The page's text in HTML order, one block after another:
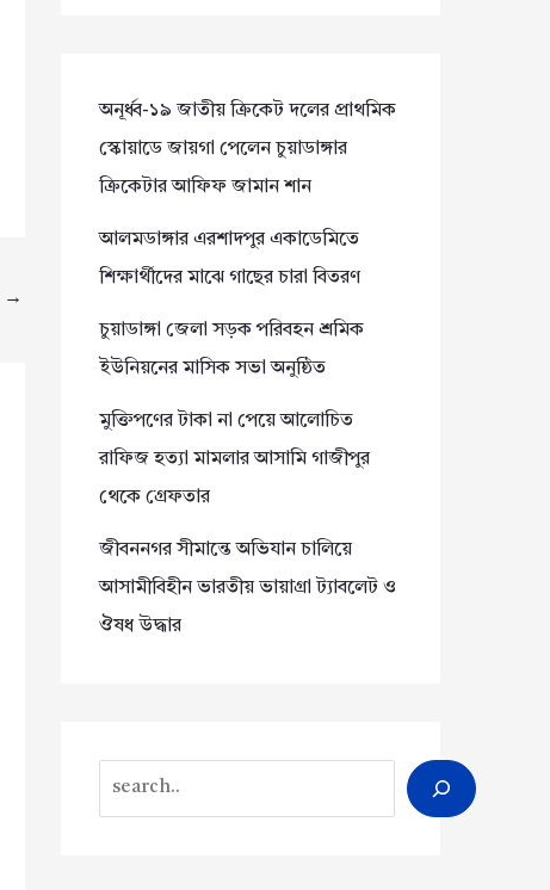
→
অনূর্ধ্ব-১৯ জাতীয় ক্রিকেট দলের প্রাথমিক
স্কোয়াডে জায়গা পেলেন চুয়াডাঙ্গার
ক্রিকেটার আফিফ জামান শান
আলমডাঙ্গার এরশাদপুর একাডেমিতে
শিক্ষার্থীদের মাঝে গাছের চারা বিতরণ
চুয়াডাঙ্গা জেলা সড়ক পরিবহন শ্রমিক
ইউনিয়নের মাসিক সভা অনুষ্ঠিত
মুক্তিপণের টাকা না পেয়ে আলোচিত
রাফিজ হত্যা মামলার আসামি গাজীপুর
থেকে গ্রেফতার
জীবননগর সীমান্তে অভিযান চালিয়ে
আসামীবিহীন ভারতীয় ভায়াগ্রা ট্যাবলেট ও
ঔষধ উদ্ধার